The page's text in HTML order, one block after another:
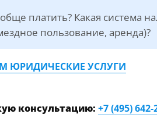
платить? Какая система
пользование, аренда)?
ЮРИДИЧЕСКИЕ УСЛУГИ
консультацию: +7 (495) 642-